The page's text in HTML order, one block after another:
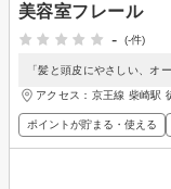
美容室フレール
-
(-件)
「髪と頭皮にやさしい、オ
アクセス：京王線 柴崎駅
ポイントが貯まる・使える